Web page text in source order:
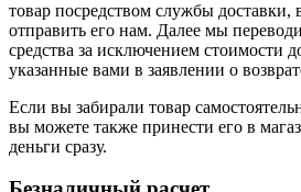
товар посредством службы доставки,
отправить его нам. Далее мы
средства за исключением стоимости
указанные вами в заявлении о
Если вы забирали товар
вы можете также принести его в
деньги сразу.